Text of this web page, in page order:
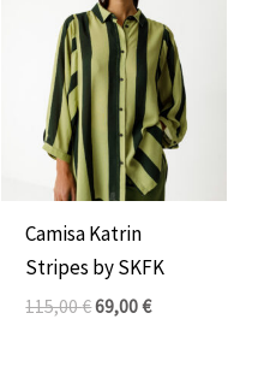
Camisa Katrin
Stripes by SKFK
115,00€
precio
original
era:
115,00 €.
69,00€
actual
es:
69,00 €.